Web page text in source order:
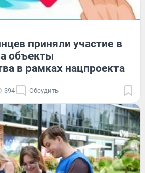
приняли участие в
объекты
в рамках нацпроекта
394 Обсудить